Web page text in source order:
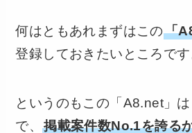
何はともあれまずはこの「
登録しておきたいところです
というのもこの「A8.net」は
で、掲載案件数No.1を誇る